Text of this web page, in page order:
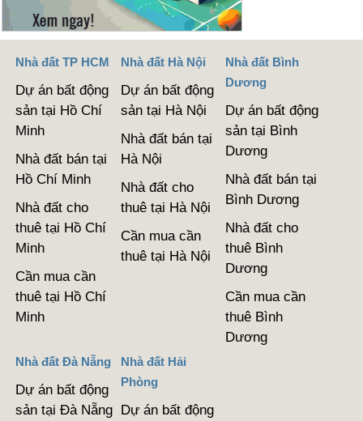
Nhà đất TP HCM
Dự án bất động
sản tại Hồ Chí
Minh
Nhà đất bán tại
Hồ Chí Minh
Nhà đất cho
thuê tại Hồ Chí
Minh
Cần mua cần
thuê tại Hồ Chí
Minh
Nhà đất Hà Nội
Dự án bất động
sản tại Hà Nội
Nhà đất bán tại
Hà Nội
Nhà đất cho
thuê tại Hà Nội
Cần mua cần
thuê tại Hà Nội
Nhà đất Bình
Dương
Dự án bất động
sản tại Bình
Dương
Nhà đất bán tại
Bình Dương
Nhà đất cho
thuê Bình
Dương
Cần mua cần
thuê Bình
Dương
Nhà đất Đà Nẵng
Dự án bất động
sản tại Đà Nẵng
Nhà đất Hải
Phòng
Dự án bất động